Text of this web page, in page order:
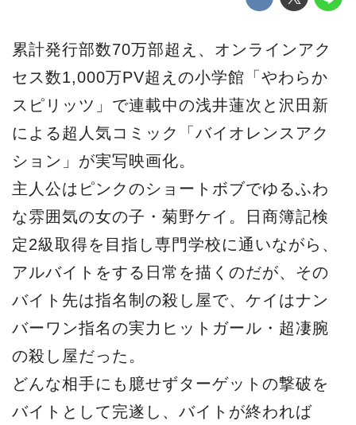
累計発行部数70万部超え、オンラインアク
セス数1,000万PV超えの小学館「やわらか
スピリッツ」で連載中の浅井蓮次と沢田新
による超人気コミック「バイオレンスアク
ション」が実写映画化。
主人公はピンクのショートボブでゆるふわ
な雰囲気の女の子・菊野ケイ。日商簿記検
定2級取得を目指し専門学校に通いながら、
アルバイトをする日常を描くのだが、その
バイト先は指名制の殺し屋で、ケイはナン
バーワン指名の実力ヒットガール・超凄腕
の殺し屋だった。
どんな相手にも臆せずターゲットの撃破を
バイトとして完遂し、バイトが終われば